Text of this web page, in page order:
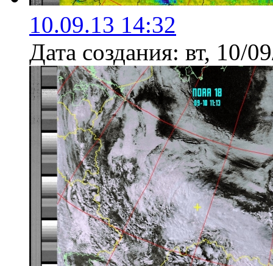
10.09.13 14:32
Дата создания: вт, 10/